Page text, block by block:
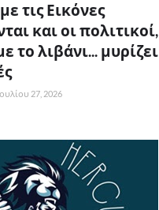
τις Εικόνες
και οι πολιτικοί,
το λιβάνι... μυρίζει
27, 2026